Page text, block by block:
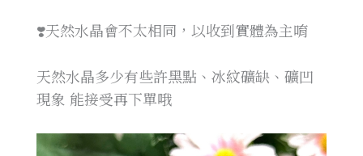
❣️天然水晶會不太相同，以收到實體為主唷
天然水晶多少有些許黑點、冰紋礦缺、礦凹
現象 能接受再下單哦